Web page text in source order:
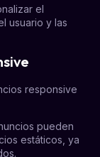
el
usuario y las
responsive
pueden
estáticos, ya